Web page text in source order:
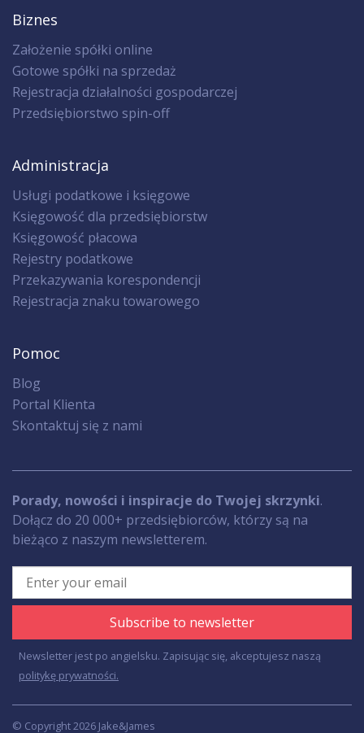
Biznes
Założenie spółki online
Gotowe spółki na sprzedaż
Rejestracja działalności gospodarczej
Przedsiębiorstwo spin-off
Administracja
Usługi podatkowe i księgowe
Księgowość dla przedsiębiorstw
Księgowość płacowa
Rejestry podatkowe
Przekazywania korespondencji
Rejestracja znaku towarowego
Pomoc
Blog
Portal Klienta
Skontaktuj się z nami
Porady, nowości i inspiracje do Twojej skrzynki.
Dołącz do 20 000+ przedsiębiorców, którzy są na
bieżąco z naszym newsletterem.
Subscribe to newsletter
Newsletter jest po angielsku. Zapisując się, akceptujesz naszą
politykę prywatności.
© Copyright 2026 Jake&James